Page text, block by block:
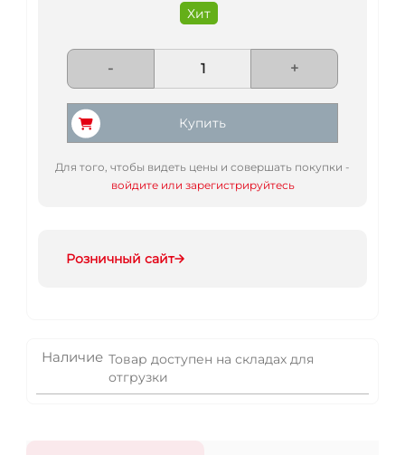
Хит
- +
Купить
Для того, чтобы видеть цены и совершать покупки -
войдите или зарегистрируйтесь
Розничный сайт
Наличие Товар доступен на складах для
отгрузки